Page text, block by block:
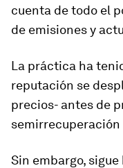
cuenta de todo el
de emisiones y
La práctica ha
reputación se
precios- antes de
semirrecuperación
Sin embargo,